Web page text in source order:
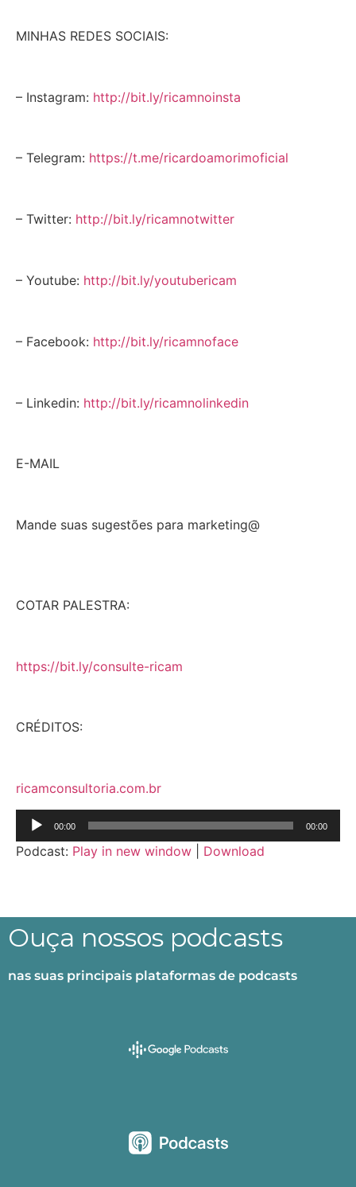
MINHAS REDES SOCIAIS:
– Instagram: http://bit.ly/ricamnoinsta
– Telegram: https://t.me/ricardoamorimoficial
– Twitter: http://bit.ly/ricamnotwitter
– Youtube: http://bit.ly/youtubericam
– Facebook: http://bit.ly/ricamnoface
– Linkedin: http://bit.ly/ricamnolinkedin
E-MAIL
Mande suas sugestões para marketing@
COTAR PALESTRA:
https://bit.ly/consulte-ricam
CRÉDITOS:
ricamconsultoria.com.br
Tocador
áudio
00:00 00:00
Podcast: Play in new window Download
Ouça nossos podcasts
nas suas principais plataformas de podcasts